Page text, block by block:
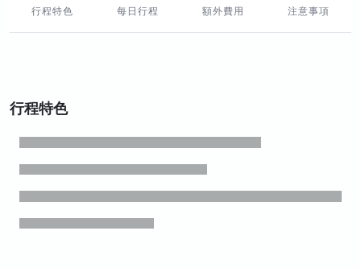
行程特色 每日行程 額外費用 注意事項
行程特色